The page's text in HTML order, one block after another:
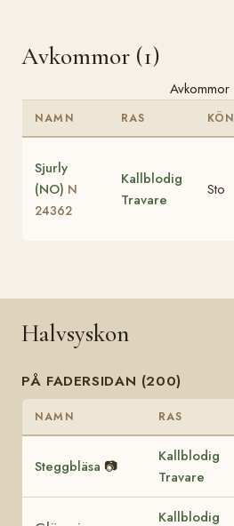
Avkommor (1)
Avkommor
NAMN RAS KÖN
Sjurly
(NO) N
24362
Kallblodig
Travare
Sto
Halvsyskon
PÅ FADERSIDAN (200)
NAMN RAS
Steggbläsa 📷
Kallblodig
Travare
Kallblodig